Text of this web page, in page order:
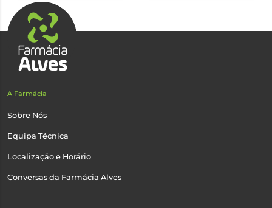
A Farmácia
Sobre Nós
Equipa Técnica
Localização e Horário
Conversas da Farmácia Alves